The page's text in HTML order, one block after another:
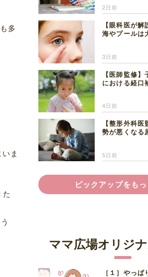
多
ま
2日前
【眼科医が
海やプールは
3日前
【医師監修
における経口
4日前
【整形外科
勢が悪くなる
5日前
ピックアップをも
ママ広場オリジ
［１］やっ